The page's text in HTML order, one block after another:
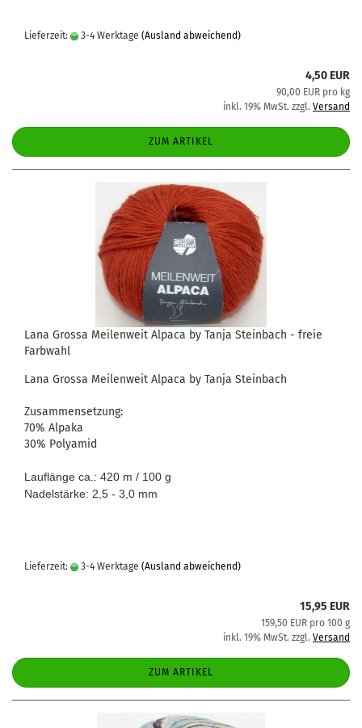
Lieferzeit: 3-4 Werktage (Ausland abweichend)
4,50 EUR
90,00 EUR pro kg
inkl. 19% MwSt. zzgl. Versand
ZUM ARTIKEL
Lana Grossa Meilenweit Alpaca by Tanja Steinbach - freie
Farbwahl
Lana Grossa Meilenweit Alpaca by Tanja Steinbach
Zusammensetzung:
70% Alpaka
30% Polyamid
Lauflänge ca.: 420 m / 100 g
Nadelstärke: 2,5 - 3,0 mm
Lieferzeit: 3-4 Werktage (Ausland abweichend)
15,95 EUR
159,50 EUR pro 100 g
inkl. 19% MwSt. zzgl. Versand
ZUM ARTIKEL